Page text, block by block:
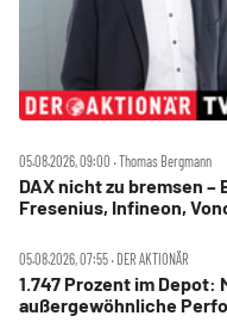
05.08.2026, 09:00 ‧ Thomas Bergmann
DAX nicht zu bremsen –
Fresenius, Infineon,
05.08.2026, 07:55 ‧ DER AKTIONÄR
1.747 Prozent im Depot:
außergewöhnliche